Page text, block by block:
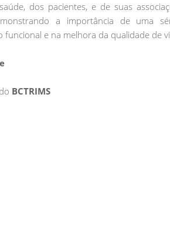
dos pacientes, e de suas
a importância de uma
funcional e na melhora da qualidade de
BCTRIMS